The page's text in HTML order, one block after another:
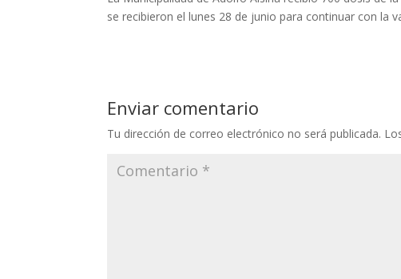
se recibieron el lunes 28 de junio para continuar con la
Enviar comentario
Tu dirección de correo electrónico no será publicada.